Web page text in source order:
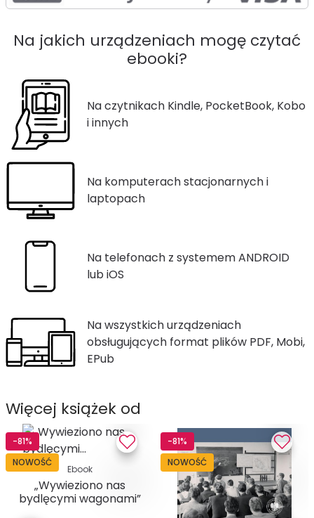
Na jakich urządzeniach mogę czytać
ebooki?
Na czytnikach Kindle, PocketBook, Kobo
i innych
Na komputerach stacjonarnych i
laptopach
Na telefonach z systemem ANDROID
lub iOS
Na wszystkich urządzeniach
obsługujących format plików PDF, Mobi,
EPub
Więcej książek od
-81%
NOWOŚĆ
Ebook
„Wywieziono nas
bydlęcymi wagonami”
-81%
NOWOŚĆ